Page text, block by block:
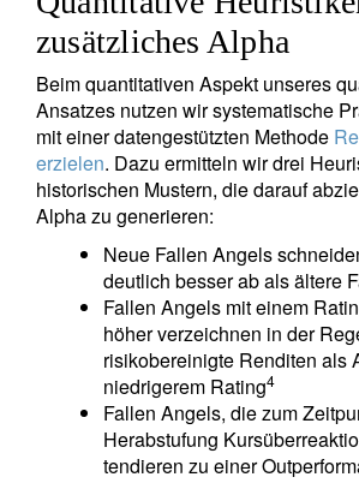
zusätzliches Alpha
Beim quantitativen Aspekt unseres
Ansatzes nutzen wir systematische
mit einer datengestützten Methode
erzielen. Dazu ermitteln wir drei
historischen Mustern, die darauf
Alpha zu generieren:
Neue Fallen Angels
deutlich besser ab als ältere
Fallen Angels mit einem
höher verzeichnen in der
risikobereinigte Renditen als
niedrigerem Rating4
Fallen Angels, die zum
Herabstufung
tendieren zu einer